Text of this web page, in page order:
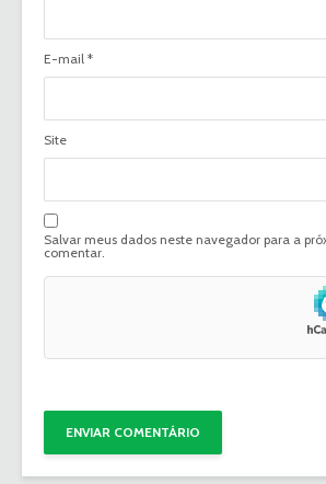
E-mail *
Site
Salvar meus dados neste navegador para a
comentar.